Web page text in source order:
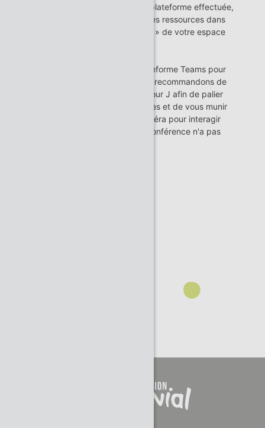
Une fois votre inscription sur la plateforme effectuée,
vous pourrez retrouver toutes ces ressources dans
l'onglet « Préparer mes sessions » de votre espace
Important : nous utilisons la plateforme Teams pour
les visioconférences. Nous vous recommandons de
vous y connecter en avance le jour J afin de palier
d’éventuels problèmes techniques et de vous munir
d’un micro et pensez d'une caméra pour interagir
avec les intervenants ! La visioconférence n'a pas